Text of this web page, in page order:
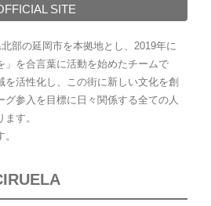
SITE
部の延岡市を本拠地とし、2019年に
」を合言葉に活動を始めたチームで
活性化し、この街に新しい文化を創
グ参入を目標に日々関係する全ての人
す。